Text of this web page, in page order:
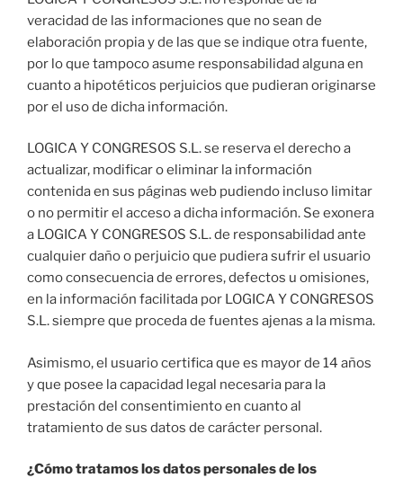
veracidad de las informaciones que no sean de
elaboración propia y de las que se indique otra fuente,
por lo que tampoco asume responsabilidad alguna en
cuanto a hipotéticos perjuicios que pudieran originarse
por el uso de dicha información.
LOGICA Y CONGRESOS S.L. se reserva el derecho a
actualizar, modificar o eliminar la información
contenida en sus páginas web pudiendo incluso limitar
o no permitir el acceso a dicha información. Se exonera
a LOGICA Y CONGRESOS S.L. de responsabilidad ante
cualquier daño o perjuicio que pudiera sufrir el usuario
como consecuencia de errores, defectos u omisiones,
en la información facilitada por LOGICA Y CONGRESOS
S.L. siempre que proceda de fuentes ajenas a la misma.
Asimismo, el usuario certifica que es mayor de 14 años
y que posee la capacidad legal necesaria para la
prestación del consentimiento en cuanto al
tratamiento de sus datos de carácter personal.
¿Cómo tratamos los datos personales de los